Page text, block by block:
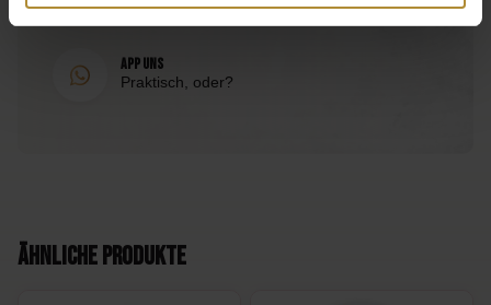
EAN
App uns
Praktisch, oder?
Ähnliche Produkte